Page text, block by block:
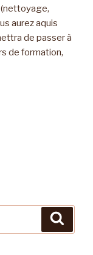
(nettoyage,
aurez aquis
de passer à
de formation,